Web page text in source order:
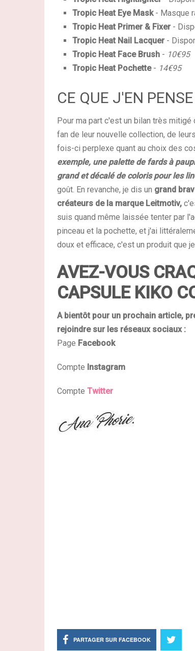
Tropic Heat Eye Mask- Masque
Tropic Heat Primer & Fixer -
Tropic Heat Nail Lacquer -
Tropic Heat Face Brush - 10€95
Tropic Heat Pochette- 14€95
CE QUE J'EN PENSE
Pour ma part c'est un bilan très mitigé
fan de leur nouvelle collection, de
fois-ci perplexe quant au choix des
exemple, une palette de fards à
grand et décalé de coloris pour les
goût. En revanche, je dis un grand
créateurs de la marque Leitmotiv,
suis quand même laissée tenter par
pinceau et la pochette, et j'ai
doux et efficace, c'est un produit que
AVEZ-VOUS
CAPSULE KIKO
A bientôt pour un prochain article,
rejoindre sur les réseaux sociaux :
Page Facebook
Compte Instagram
Compte Twitter
PARTAGER SUR FACEBOOK